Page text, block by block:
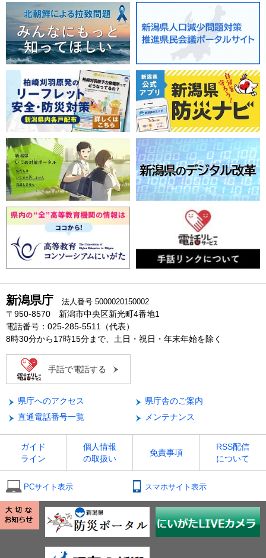
新潟県庁 法人番号 5000020150002
〒950-8570 新潟市中央区新光町4番地1
電話番号：025-285-5511（代表）
8時30分から17時15分まで、土日・祝日・年末年始を除く
手話で電話する
県庁へのアクセス
県庁舎のご案内
直通電話番号一覧
メンテナンス
ガイド
ライン
個人情報
の取扱い
免責事項
RSS配信
について
PCサイト表示 スマホサイト表示